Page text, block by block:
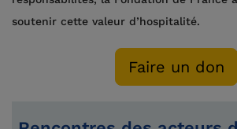
soutenir cette valeur d’hospitalité.
Faire un don